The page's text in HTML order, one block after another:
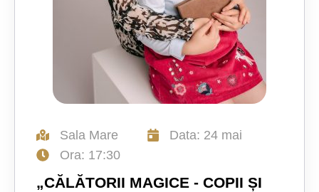
Sala Mare
Data: 24 mai
Ora: 17:30
„CĂLĂTORII MAGICE - COPII ȘI